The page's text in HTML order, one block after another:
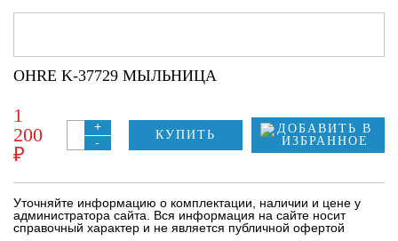
OHRE K-37729 МЫЛЬНИЦА
1
200
₽
+
-
КУПИТЬ
Уточняйте информацию о комплектации, наличии и цене у
администратора сайта. Вся информация на сайте носит
справочный характер и не является публичной офертой